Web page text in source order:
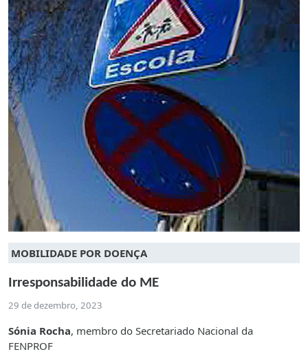
MOBILIDADE POR DOENÇA
Irresponsabilidade do ME
29 de dezembro, 2023
Sónia Rocha, membro do Secretariado Nacional da
FENPROF